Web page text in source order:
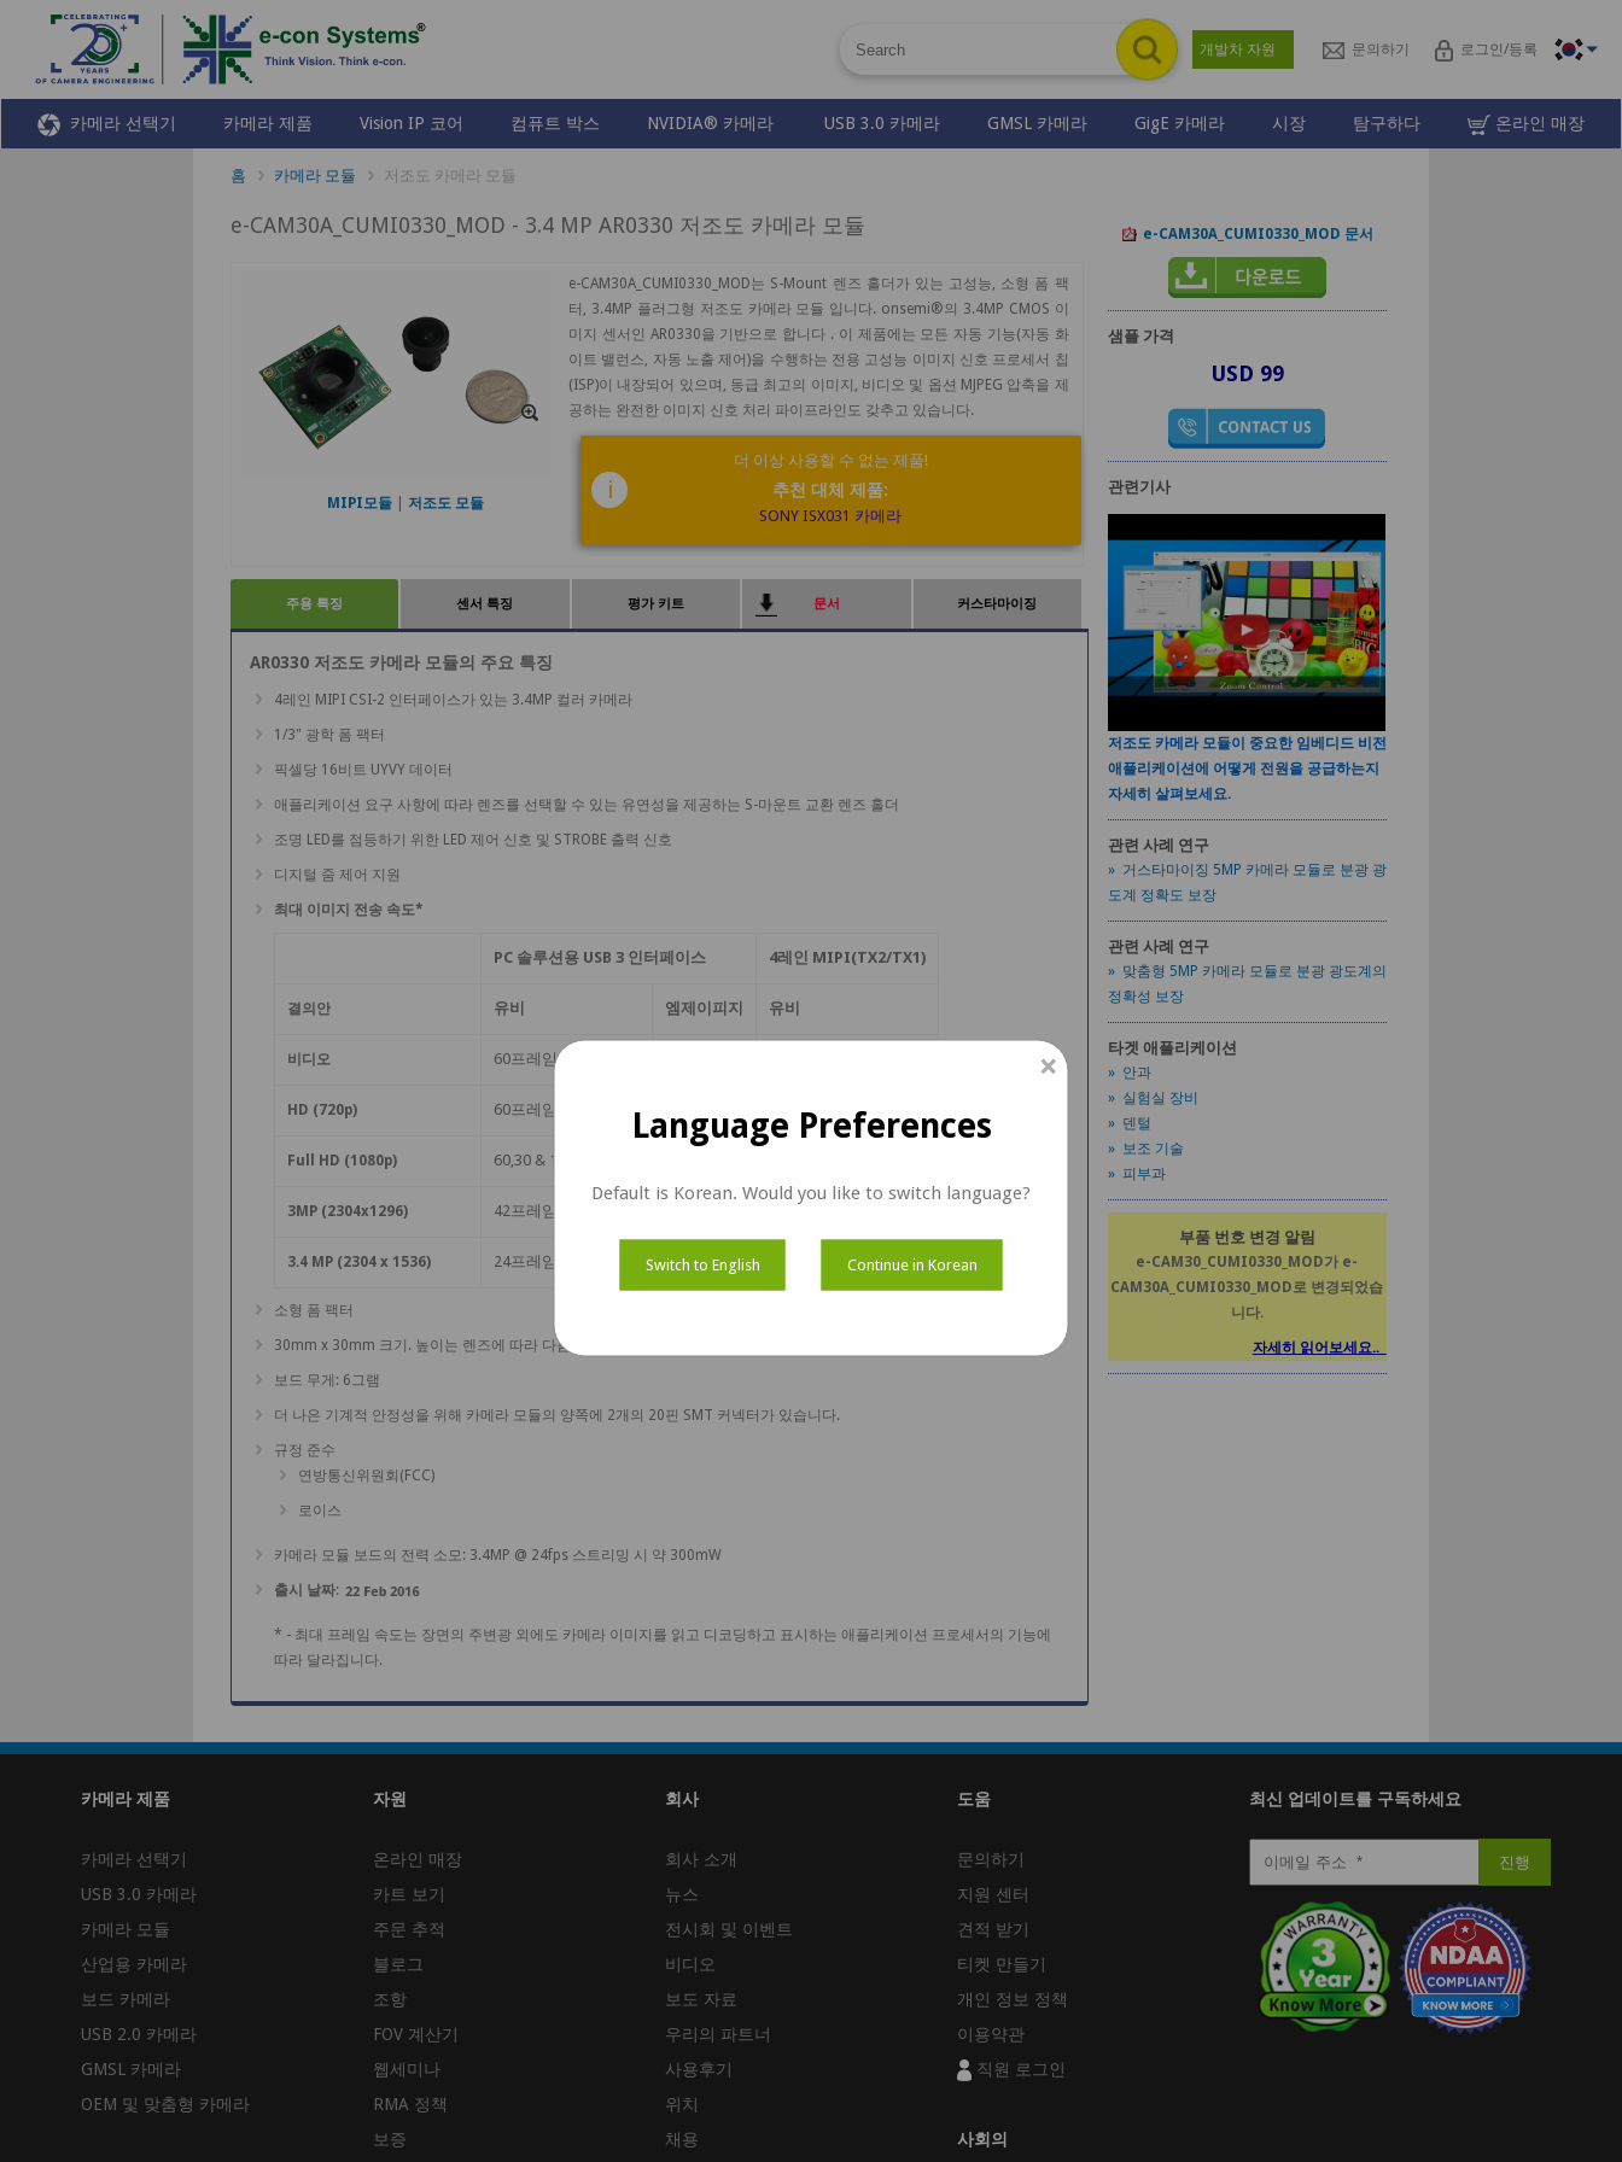
개발차 자원 문의하기 로그인/등록
카메라 선택기 카메라 제품 Vision IP 코어 컴퓨트 박스 NVIDIA® 카메라 USB 3.0 카메라 GMSL 카메라 GigE 카메라 시장 탐구하다 온라인 매장
홈 카메라 모듈 저조도 카메라 모듈
e-CAM30A_CUMI0330_MOD - 3.4 MP AR0330 저조도 카메라 모듈
MIPI모듈 저조도 모듈
e-CAM30A_CUMI0330_MOD는 S-Mount 렌즈 홀더가 있는 고성능, 소형 폼 팩
터, 3.4MP 플러그형 저조도 카메라 모듈 입니다. onsemi®의 3.4MP CMOS 이
미지 센서인 AR0330을 기반으로 합니다 . 이 제품에는 모든 자동 기능(자동 화
이트 밸런스, 자동 노출 제어)을 수행하는 전용 고성능 이미지 신호 프로세서 칩
(ISP)이 내장되어 있으며, 동급 최고의 이미지, 비디오 및 옵션 MJPEG 압축을 제
공하는 완전한 이미지 신호 처리 파이프라인도 갖추고 있습니다.
i
더 이상 사용할 수 없는 제품!
추천 대체 제품:
SONY ISX031 카메라
주용 특징 센서 특징 평가 키트 문서 커스타마이징
AR0330 저조도 카메라 모듈의 주요 특징
4레인 MIPI CSI-2 인터페이스가 있는 3.4MP 컬러 카메라
1/3" 광학 폼 팩터
픽셀당 16비트 UYVY 데이터
애플리케이션 요구 사항에 따라 렌즈를 선택할 수 있는 유연성을 제공하는 S-마운트 교환 렌즈 홀더
조명 LED를 점등하기 위한 LED 제어 신호 및 STROBE 출력 신호
디지털 줌 제어 지원
최대 이미지 전송 속도*
PC 솔루션용 USB 3 인터페이스 4레인 MIPI(TX2/TX1)
결의안 유비 엠제이피지 유비
비디오 60프레임 & 30프레임
HD (720p) 60프레임 & 30프레임 60프레임
Full HD (1080p) 60,30 & 15프레임
3MP (2304x1296) 42프레임 & 21프레임
3.4 MP (2304 x 1536) 24프레임 & 12프레임 48프레임
소형 폼 팩터
30mm x 30mm 크기. 높이는 렌즈에 따라 다름
보드 무게: 6그램
더 나은 기계적 안정성을 위해 카메라 모듈의 양쪽에 2개의 20핀 SMT 커넥터가 있습니다.
규정 준수
연방통신위원회(FCC)
로이스
카메라 모듈 보드의 전력 소모: 3.4MP @ 24fps 스트리밍 시 약 300mW
출시 날짜:
* - 최대 프레임 속도는 장면의 주변광 외에도 카메라 이미지를 읽고 디코딩하고 표시하는 애플리케이션 프로세서의 기능에
따라 달라집니다.
e-CAM30A_CUMI0330_MOD 문서
샘플 가격
USD 99
관련기사
저조도 카메라 모듈이 중요한 임베디드 비전
애플리케이션에 어떻게 전원을 공급하는지
자세히 살펴보세요.
관련 사례 연구
» 거스타마이징 5MP 카메라 모듈로 분광 광
도계 정확도 보장
관련 사례 연구
» 맞춤형 5MP 카메라 모듈로 분광 광도계의
정확성 보장
타겟 애플리케이션
» 안과
» 실험실 장비
» 덴털
» 보조 기술
» 피부과
부품 번호 변경 알림
e-CAM30_CUMI0330_MOD가 e-
CAM30A_CUMI0330_MOD로 변경되었습
니다.
자세히 읽어보세요..
카메라 제품
카메라 선택기
USB 3.0 카메라
카메라 모듈
산업용 카메라
보드 카메라
USB 2.0 카메라
GMSL 카메라
OEM 및 맞춤형 카메라
자원
온라인 매장
카트 보기
주문 추적
블로그
조항
FOV 계산기
웹세미나
RMA 정책
보증
회사
회사 소개
뉴스
전시회 및 이벤트
비디오
보도 자료
우리의 파트너
사용후기
위치
채용
도움
문의하기
지원 센터
견적 받기
티켓 만들기
개인 정보 정책
이용약관
직원 로그인
사회의
최신 업데이트를 구독하세요
×
Language Preferences
Default is Korean. Would you like to switch language?
Switch to English Continue in Korean